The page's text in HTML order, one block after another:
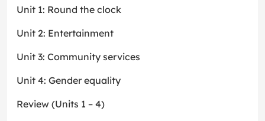
Unit 1: Round the clock
Unit 2: Entertainment
Unit 3: Community services
Unit 4: Gender equality
Review (Units 1 – 4)